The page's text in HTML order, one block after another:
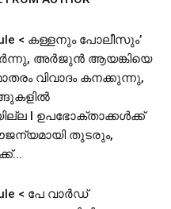
< കള്ളനും പോലീസും’
അർജുൻ ആയങ്കിയെ
വിവാദം കനക്കുന്നു,
l ഉപഭോക്താക്കൾക്ക്
തുടരും,
< പേ വാർഡ്